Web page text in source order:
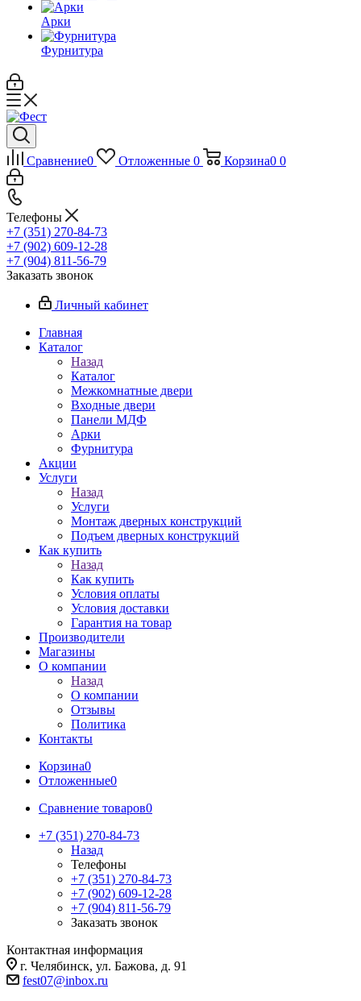
Арки
Фурнитура
Сравнение0 Отложенные 0 Корзина0 0
Телефоны
+7 (351) 270-84-73
+7 (902) 609-12-28
+7 (904) 811-56-79
Заказать звонок
Личный кабинет
Главная
Каталог
Назад
Каталог
Межкомнатные двери
Входные двери
Панели МДФ
Арки
Фурнитура
Акции
Услуги
Назад
Услуги
Монтаж дверных конструкций
Подъем дверных конструкций
Как купить
Назад
Как купить
Условия оплаты
Условия доставки
Гарантия на товар
Производители
Магазины
О компании
Назад
О компании
Отзывы
Политика
Контакты
Корзина0
Отложенные0
Сравнение товаров0
+7 (351) 270-84-73
Назад
Телефоны
+7 (351) 270-84-73
+7 (902) 609-12-28
+7 (904) 811-56-79
Заказать звонок
Контактная информация
г. Челябинск, ул. Бажова, д. 91
fest07@inbox.ru